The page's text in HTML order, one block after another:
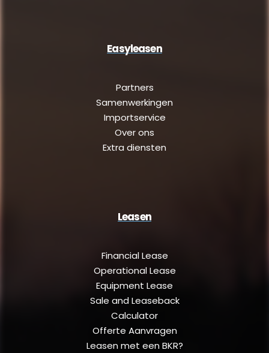
Easyleasen
Partners
Samenwerkingen
Importservice
Over ons
Extra diensten
Leasen
Financial Lease
Operational Lease
Equipment Lease
Sale and Leaseback
Calculator
Offerte Aanvragen
Leasen met een BKR?